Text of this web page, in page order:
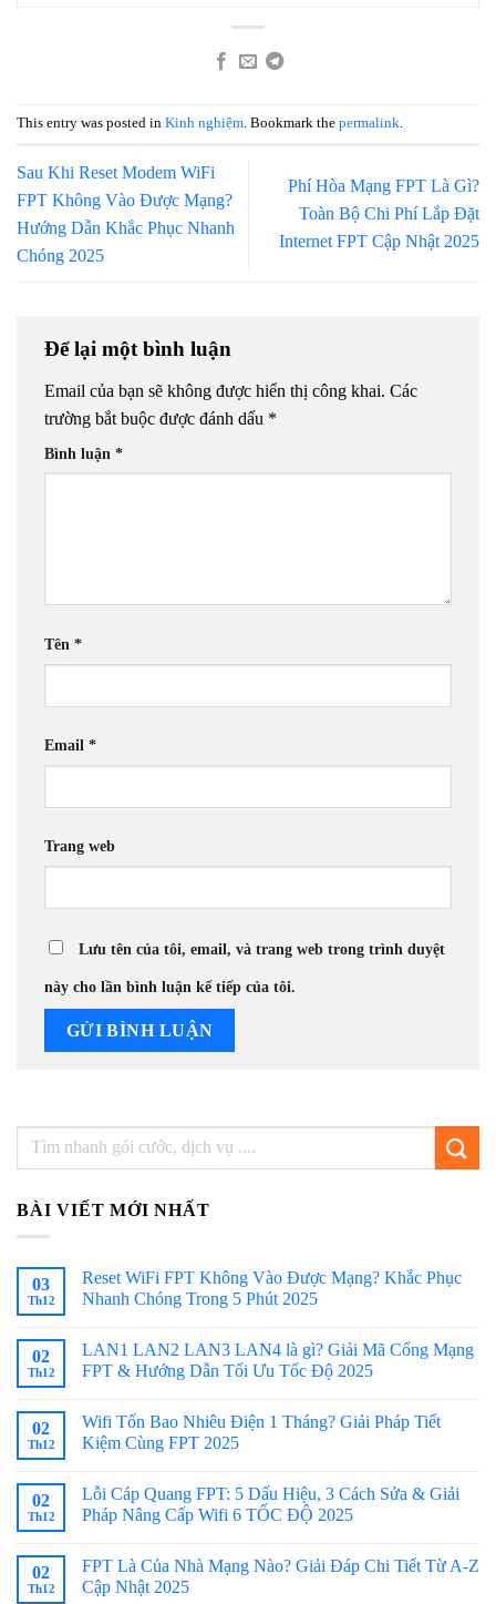
This entry was posted in Kinh nghiệm. Bookmark the permalink.
Sau Khi Reset Modem WiFi
FPT Không Vào Được Mạng?
Hướng Dẫn Khắc Phục Nhanh
Chóng 2025
Phí Hòa Mạng FPT Là Gì?
Toàn Bộ Chi Phí Lắp Đặt
Internet FPT Cập Nhật 2025
Để lại một bình luận
Email của bạn sẽ không được hiển thị công khai. Các
trường bắt buộc được đánh dấu *
Bình luận *
Tên *
Email *
Trang web
Lưu tên của tôi, email, và trang web trong trình duyệt
này cho lần bình luận kế tiếp của tôi.
BÀI VIẾT MỚI NHẤT
03
Th12
Reset WiFi FPT Không Vào Được Mạng? Khắc Phục
Nhanh Chóng Trong 5 Phút 2025
02
Th12
LAN1 LAN2 LAN3 LAN4 là gì? Giải Mã Cổng Mạng
FPT & Hướng Dẫn Tối Ưu Tốc Độ 2025
02
Th12
Wifi Tốn Bao Nhiêu Điện 1 Tháng? Giải Pháp Tiết
Kiệm Cùng FPT 2025
02
Th12
Lỗi Cáp Quang FPT: 5 Dấu Hiệu, 3 Cách Sửa & Giải
Pháp Nâng Cấp Wifi 6 TỐC ĐỘ 2025
02
Th12
FPT Là Của Nhà Mạng Nào? Giải Đáp Chi Tiết Từ A-Z
Cập Nhật 2025